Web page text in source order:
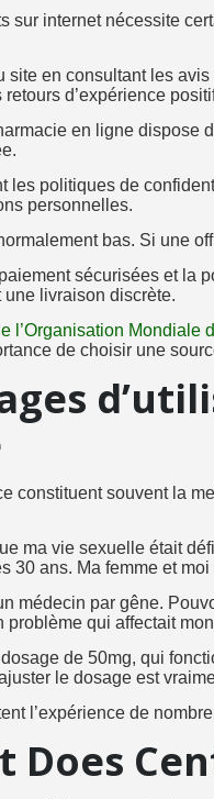
sur internet nécessite
site en consultant les
d’expérience
en ligne dispose
les politiques de
personnelles.
bas. Si une
sécurisées et la
livraison discrète.
l’Organisation Mondiale
de choisir une
constituent souvent la
ma vie sexuelle était
30 ans. Ma femme et
médecin par gêne.
problème qui affectait
dosage de 50mg, qui
le dosage est
l’expérience de
Does